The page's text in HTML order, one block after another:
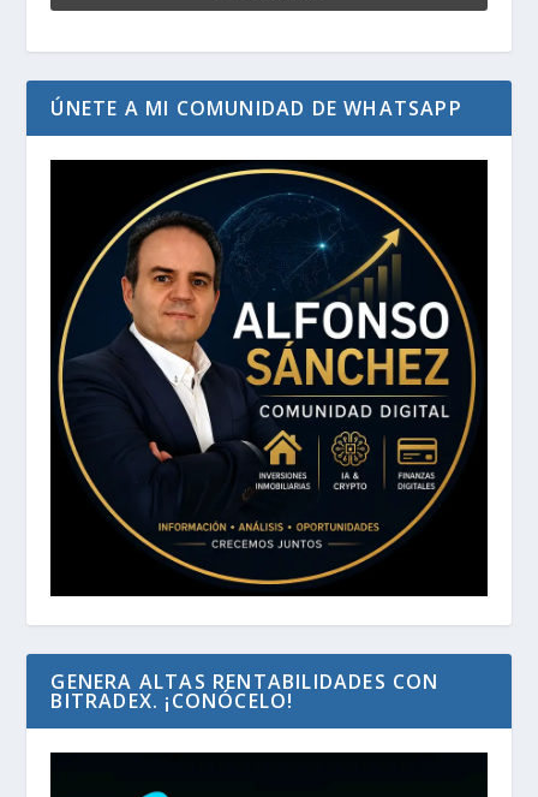
ÚNETE A MI COMUNIDAD DE WHATSAPP
GENERA ALTAS RENTABILIDADES CON
BITRADEX. ¡CONÓCELO!